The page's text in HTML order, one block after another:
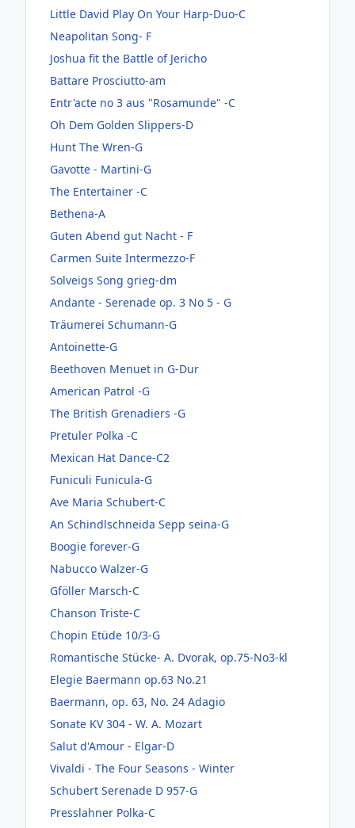
Little David Play On Your Harp-Duo-C
Neapolitan Song- F
Joshua fit the Battle of Jericho
Battare Prosciutto-am
Entr'acte no 3 aus "Rosamunde" -C
Oh Dem Golden Slippers-D
Hunt The Wren-G
Gavotte - Martini-G
The Entertainer -C
Bethena-A
Guten Abend gut Nacht - F
Carmen Suite Intermezzo-F
Solveigs Song grieg-dm
Andante - Serenade op. 3 No 5 - G
Träumerei Schumann-G
Antoinette-G
Beethoven Menuet in G-Dur
American Patrol -G
The British Grenadiers -G
Pretuler Polka -C
Mexican Hat Dance-C2
Funiculi Funicula-G
Ave Maria Schubert-C
An Schindlschneida Sepp seina-G
Boogie forever-G
Nabucco Walzer-G
Gföller Marsch-C
Chanson Triste-C
Chopin Etüde 10/3-G
Romantische Stücke- A. Dvorak, op.75-No3-kl
Elegie Baermann op.63 No.21
Baermann, op. 63, No. 24 Adagio
Sonate KV 304 - W. A. Mozart
Salut d'Amour - Elgar-D
Vivaldi - The Four Seasons - Winter
Schubert Serenade D 957-G
Presslahner Polka-C